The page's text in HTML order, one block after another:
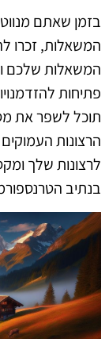
בזמן שאתם
המשאלות, זכרו
המשאלות שלכם
פתיחות
תוכל לשפר את
הרצונות
לרצונות שלך
בנתיב